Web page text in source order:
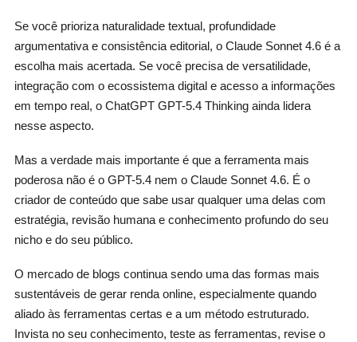
Se você prioriza naturalidade textual, profundidade
argumentativa e consistência editorial, o Claude Sonnet 4.6 é a
escolha mais acertada. Se você precisa de versatilidade,
integração com o ecossistema digital e acesso a informações
em tempo real, o ChatGPT GPT-5.4 Thinking ainda lidera
nesse aspecto.
Mas a verdade mais importante é que a ferramenta mais
poderosa não é o GPT-5.4 nem o Claude Sonnet 4.6. É o
criador de conteúdo que sabe usar qualquer uma delas com
estratégia, revisão humana e conhecimento profundo do seu
nicho e do seu público.
O mercado de blogs continua sendo uma das formas mais
sustentáveis de gerar renda online, especialmente quando
aliado às ferramentas certas e a um método estruturado.
Invista no seu conhecimento, teste as ferramentas, revise o